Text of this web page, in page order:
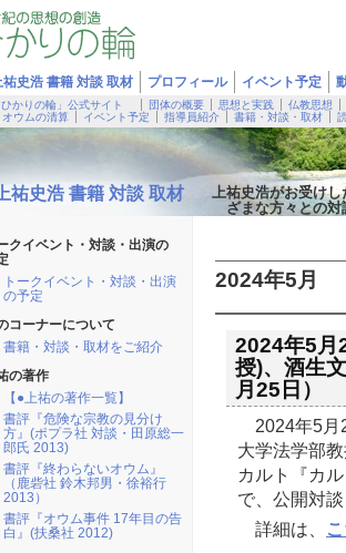
祐史浩 書籍 対談 取材 プロフィール イベント予定
ひかりの輪」公式サイト 団体の概要 思想と実践
仏教思想
オウムの清算
イベント予定 指導員紹介 書籍・対談・取材
上祐史浩 書籍 対談 取材
上祐史浩がお受け
ざまな方々との
2024年5月
2024年5月
授)、酒生
月25日）
2024年5月
大学法学部
カルト『カ
で、公開対
詳細は、
クイベント・対談・出演の
トークイベント・対談・出演
の予定
コーナーについて
書籍・対談・取材をご紹介
の著作
【●上祐の著作一覧】
書評『危険な宗教の見分け
方』(ポプラ社 対談・田原総一
郎氏 2013)
書評『終わらないオウム』
（鹿砦社 鈴木邦男・徐裕行
2013）
書評『オウム事件 17年目の告
白』(扶桑社 2012)